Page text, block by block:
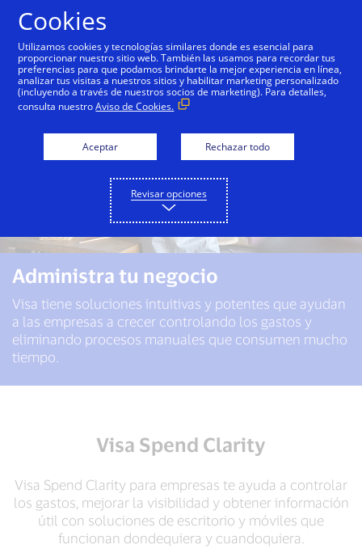
Administra tu negocio
Visa tiene soluciones intuitivas y potentes que ayudan
a las empresas a crecer controlando los gastos y
eliminando procesos manuales que consumen mucho
tiempo.
Visa Spend Clarity
Visa Spend Clarity para empresas te ayuda a controlar
los gastos, mejorar la visibilidad y obtener información
útil con soluciones de escritorio y móviles que
funcionan dondequiera y cuandoquiera.
Cookies
Utilizamos cookies y tecnologías similares donde es esencial para
proporcionar nuestro sitio web. También las usamos para recordar tus
preferencias para que podamos brindarte la mejor experiencia en línea,
analizar tus visitas a nuestros sitios y habilitar marketing personalizado
(incluyendo a través de nuestros socios de marketing). Para detalles,
consulta nuestroAviso de Cookies.
Aceptar Rechazar todo
Revisar opciones